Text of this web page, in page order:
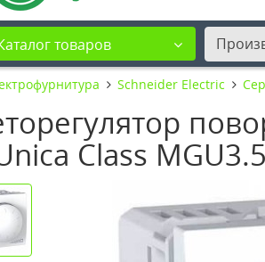
товаров
Schneider Electric
Class